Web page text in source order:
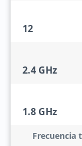
12
2.4 GHz
1.8 GHz
Frecuencia